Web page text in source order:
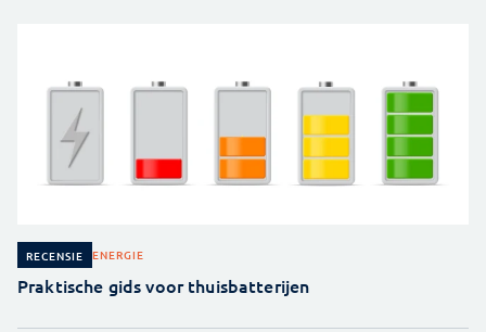
RECENSIE ENERGIE
Praktische gids voor thuisbatterijen